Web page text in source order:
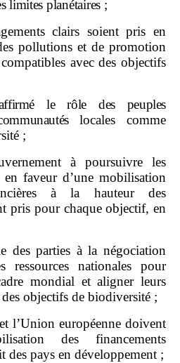
limites planétaires ;
clairs soient pris en
pollutions et de promotion
avec des objectifs
le rôle des peuples
locales comme
;
à poursuivre les
faveur d’une mobilisation
à la hauteur des
pris pour chaque objectif, en
des parties à la négociation
ressources nationales pour
mondial et aligner leurs
objectifs de biodiversité ;
l’Union européenne doivent
des financements
pays en développement ;